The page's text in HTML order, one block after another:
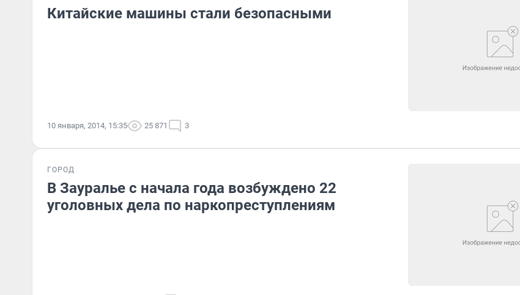
Китайские машины стали безопасными
10 января, 2014, 15:35 25 871 3
ГОРОД
В Зауралье с начала года возбуждено 22
уголовных дела по наркопреступлениям